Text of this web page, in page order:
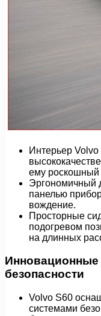
Интерьер
ему роскошный
Эргономичный
панелью
вождение.
Просторные
подогревом
на длинных
Инновационные
безопасности
Volvo S60
системами